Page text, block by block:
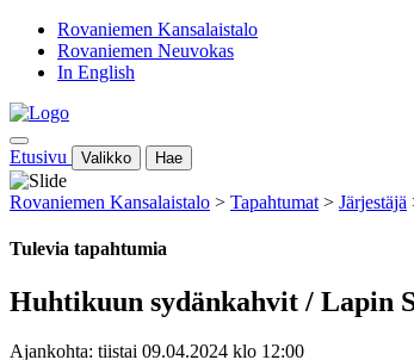
Rovaniemen Kansalaistalo
Rovaniemen Neuvokas
In English
Etusivu Valikko Hae
Rovaniemen Kansalaistalo > Tapahtumat > Järjestäjä
Tulevia tapahtumia
Huhtikuun sydänkahvit / Lapin
Ajankohta: tiistai 09.04.2024 klo 12:00